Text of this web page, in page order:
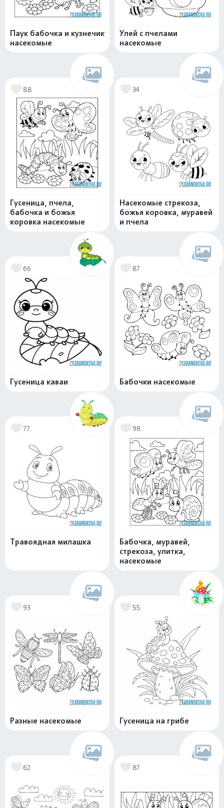
Паук бабочка и кузнечик
насекомые
Улей с пчелами
насекомые
88
Гусеница, пчела,
бабочка и божья
коровка насекомые
34
Насекомые стрекоза,
божья коровка, муравей
и пчела
66
Гусеница каваи
87
Бабочки насекомые
77
Травоядная милашка
98
Бабочка, муравей,
стрекоза, улитка,
насекомые
93
Разные насекомые
55
Гусеница на грибе
62 87